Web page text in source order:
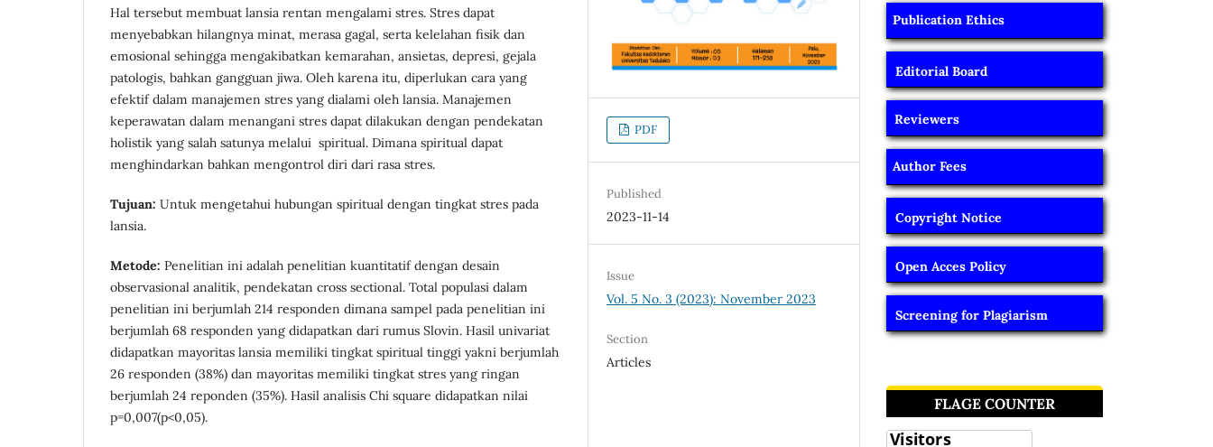
Hal tersebut membuat lansia rentan mengalami stres. Stres dapat
menyebabkan hilangnya minat, merasa gagal, serta kelelahan fisik dan
emosional sehingga mengakibatkan kemarahan, ansietas, depresi, gejala
patologis, bahkan gangguan jiwa. Oleh karena itu, diperlukan cara yang
efektif dalam manajemen stres yang dialami oleh lansia. Manajemen
keperawatan dalam menangani stres dapat dilakukan dengan pendekatan
holistik yang salah satunya melalui spiritual. Dimana spiritual dapat
menghindarkan bahkan mengontrol diri dari rasa stres.
Tujuan: Untuk mengetahui hubungan spiritual dengan tingkat stres pada
lansia.
Metode: Penelitian ini adalah penelitian kuantitatif dengan desain
observasional analitik, pendekatan cross sectional. Total populasi dalam
penelitian ini berjumlah 214 responden dimana sampel pada penelitian ini
berjumlah 68 responden yang didapatkan dari rumus Slovin. Hasil univariat
didapatkan mayoritas lansia memiliki tingkat spiritual tinggi yakni berjumlah
26 responden (38%) dan mayoritas memiliki tingkat stres yang ringan
berjumlah 24 reponden (35%). Hasil analisis Chi square didapatkan nilai
p=0,007(p<0,05).
PDF
Published
2023-11-14
Issue
Vol. 5 No. 3 (2023): November 2023
Section
Articles
Publication Ethics
Editorial Board
Reviewers
Author Fees
Copyright Notice
Open Acces Policy
Screening for Plagiarism
FLAGE COUNTER